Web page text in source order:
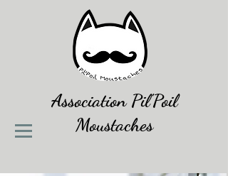
AssociationPil'Poil
Moustaches